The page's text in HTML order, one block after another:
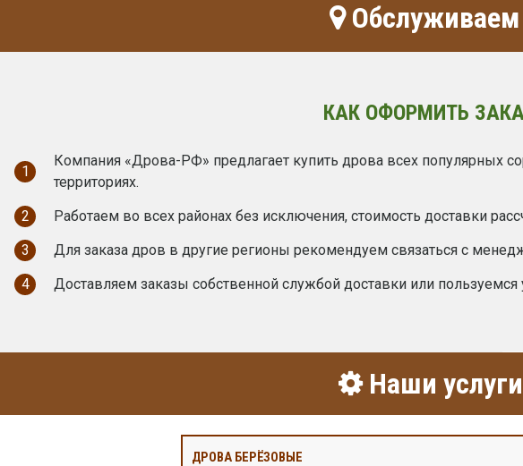
Обслуживаем
КАК ОФОРМИТЬ
1
Компания «Дрова-РФ» предлагает купить дрова всех популярных
территориях.
2
Работаем во всех районах без исключения, стоимость доставки
3
Для заказа дров в другие регионы рекомендуем связаться с
4
Доставляем заказы собственной службой доставки или
Наши
ДРОВА БЕРЁЗОВЫЕ